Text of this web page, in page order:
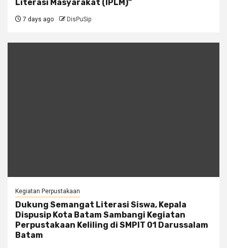
Literasi Masyarakat (IPLM)”
7 days ago DisPuSip
Kegiatan Perpustakaan
Dukung Semangat Literasi Siswa, Kepala
Dispusip Kota Batam Sambangi Kegiatan
Perpustakaan Keliling di SMPIT 01 Darussalam
Batam